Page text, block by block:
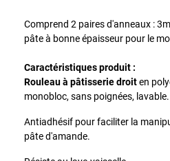
Comprend 2 paires d'anneaux :
pâte à bonne épaisseur pour le
Caractéristiques produit :
Rouleau à pâtisserie droiten
monobloc, sans poignées, lavable.
Antiadhésif pour faciliter la
pâte d'amande.